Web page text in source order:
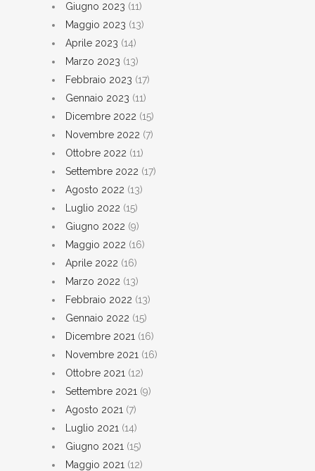
Giugno 2023 (11)
Maggio 2023 (13)
Aprile 2023 (14)
Marzo 2023 (13)
Febbraio 2023 (17)
Gennaio 2023 (11)
Dicembre 2022 (15)
Novembre 2022 (7)
Ottobre 2022 (11)
Settembre 2022 (17)
Agosto 2022 (13)
Luglio 2022 (15)
Giugno 2022 (9)
Maggio 2022 (16)
Aprile 2022 (16)
Marzo 2022 (13)
Febbraio 2022 (13)
Gennaio 2022 (15)
Dicembre 2021 (16)
Novembre 2021 (16)
Ottobre 2021 (12)
Settembre 2021 (9)
Agosto 2021 (7)
Luglio 2021 (14)
Giugno 2021 (15)
Maggio 2021 (12)